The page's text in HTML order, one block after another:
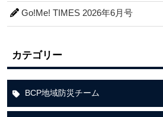
Go!Me! TIMES 2026年6月号
カテゴリー
BCP地域防災チーム